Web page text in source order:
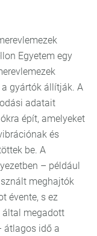
Egyetem egy
gyártók állítják. A
adatait
épít, amelyeket
és
be. A
– például
meghajtók
évente, s ez
által megadott
átlagos idő a